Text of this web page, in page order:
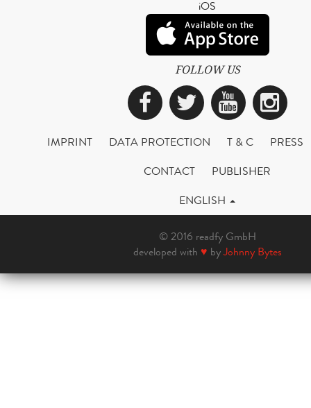
iOS
FOLLOW US
Facebook
Twitter
IMPRINT DATA PROTECTION T & C
PRESS
CONTACT
PUBLISHER
ENGLISH
© 2016 readfy GmbH
developed with ♥ byJohnny Bytes